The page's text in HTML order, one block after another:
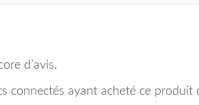
d’avis.
connectés ayant acheté ce